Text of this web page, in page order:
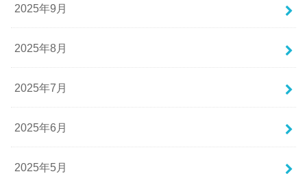
2025年9月
2025年8月
2025年7月
2025年6月
2025年5月